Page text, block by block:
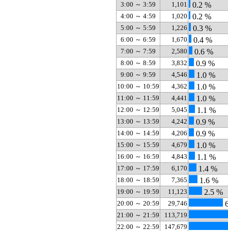
3:00 ～ 3:59 1,101 0.2 %
4:00 ～ 4:59 1,020 0.2 %
5:00 ～ 5:59 1,226 0.3 %
6:00 ～ 6:59 1,670 0.4 %
7:00 ～ 7:59 2,580 0.6 %
8:00 ～ 8:59 3,832 0.9 %
9:00 ～ 9:59 4,546 1.0 %
10:00 ～ 10:59 4,362 1.0 %
11:00 ～ 11:59 4,441 1.0 %
12:00 ～ 12:59 5,045 1.1 %
13:00 ～ 13:59 4,242 0.9 %
14:00 ～ 14:59 4,206 0.9 %
15:00 ～ 15:59 4,679 1.0 %
16:00 ～ 16:59 4,843 1.1 %
17:00 ～ 17:59 6,170 1.4 %
18:00 ～ 18:59 7,365 1.6 %
19:00 ～ 19:59 11,123 2.5 %
20:00 ～ 20:59 29,746
21:00 ～ 21:59
113,719
22:00 ～ 22:59
147,679